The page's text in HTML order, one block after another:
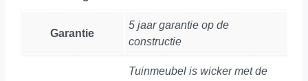
Garantie
5 jaar garantie op de
constructie
Tuinmeubel is wicker met de